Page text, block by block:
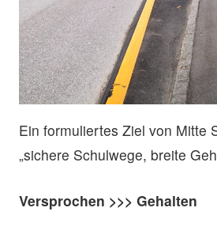
Ein formuliertes Ziel von Mitte
„sichere Schulwege, breite
Versprochen >>> Gehalten